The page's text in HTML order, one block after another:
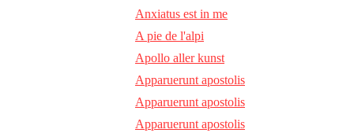
Anxiatus est in me
A pie de l'alpi
Apollo aller kunst
Apparuerunt apostolis
Apparuerunt apostolis
Apparuerunt apostolis